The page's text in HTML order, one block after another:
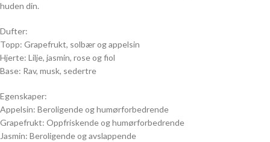
huden din.
Dufter:
Topp: Grapefrukt, solbær og appelsin
Hjerte: Lilje, jasmin, rose og fiol
Base: Rav, musk, sedertre
Egenskaper:
Appelsin: Beroligende og humørforbedrende
Grapefrukt: Oppfriskende og humørforbedrende
Jasmin: Beroligende og avslappende